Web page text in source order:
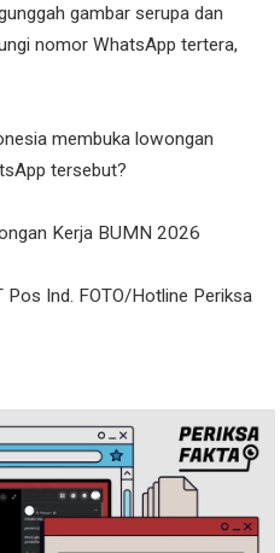
gambar serupa dan
nomor WhatsApp tertera,
membuka lowongan
tersebut?
Kerja BUMN 2026
Ind. FOTO/Hotline Periksa